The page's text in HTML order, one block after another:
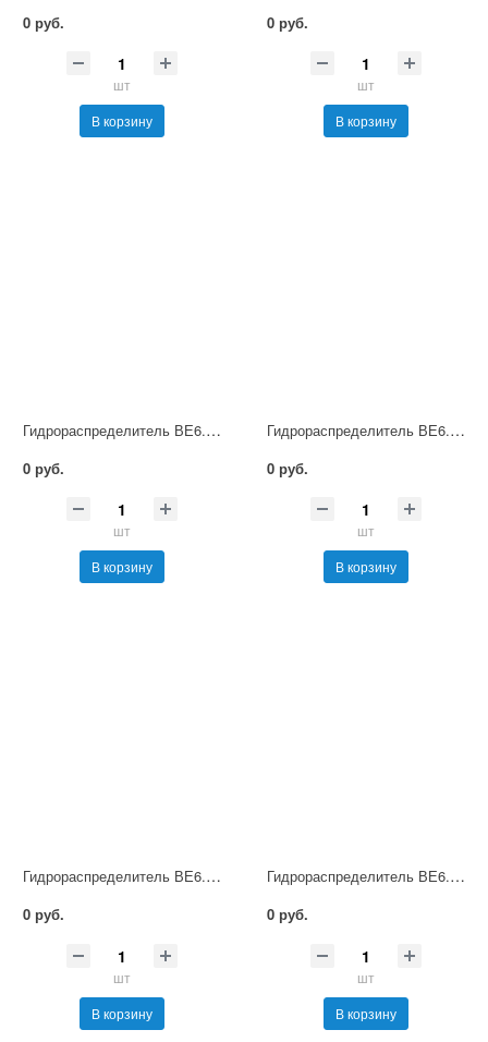
0 руб.
шт
В корзину
0 руб.
шт
В корзину
Гидрораспределитель ВЕ6.54 В36 НМ УХЛ4
0 руб.
шт
В корзину
Гидрораспределитель ВЕ6.54 В110 НМ УХЛ4
0 руб.
шт
В корзину
Гидрораспределитель ВЕ6.54 В220 НМ УХЛ4
0 руб.
шт
В корзину
Гидрораспределитель ВЕ6.54 В380 НМ УХЛ4
0 руб.
шт
В корзину